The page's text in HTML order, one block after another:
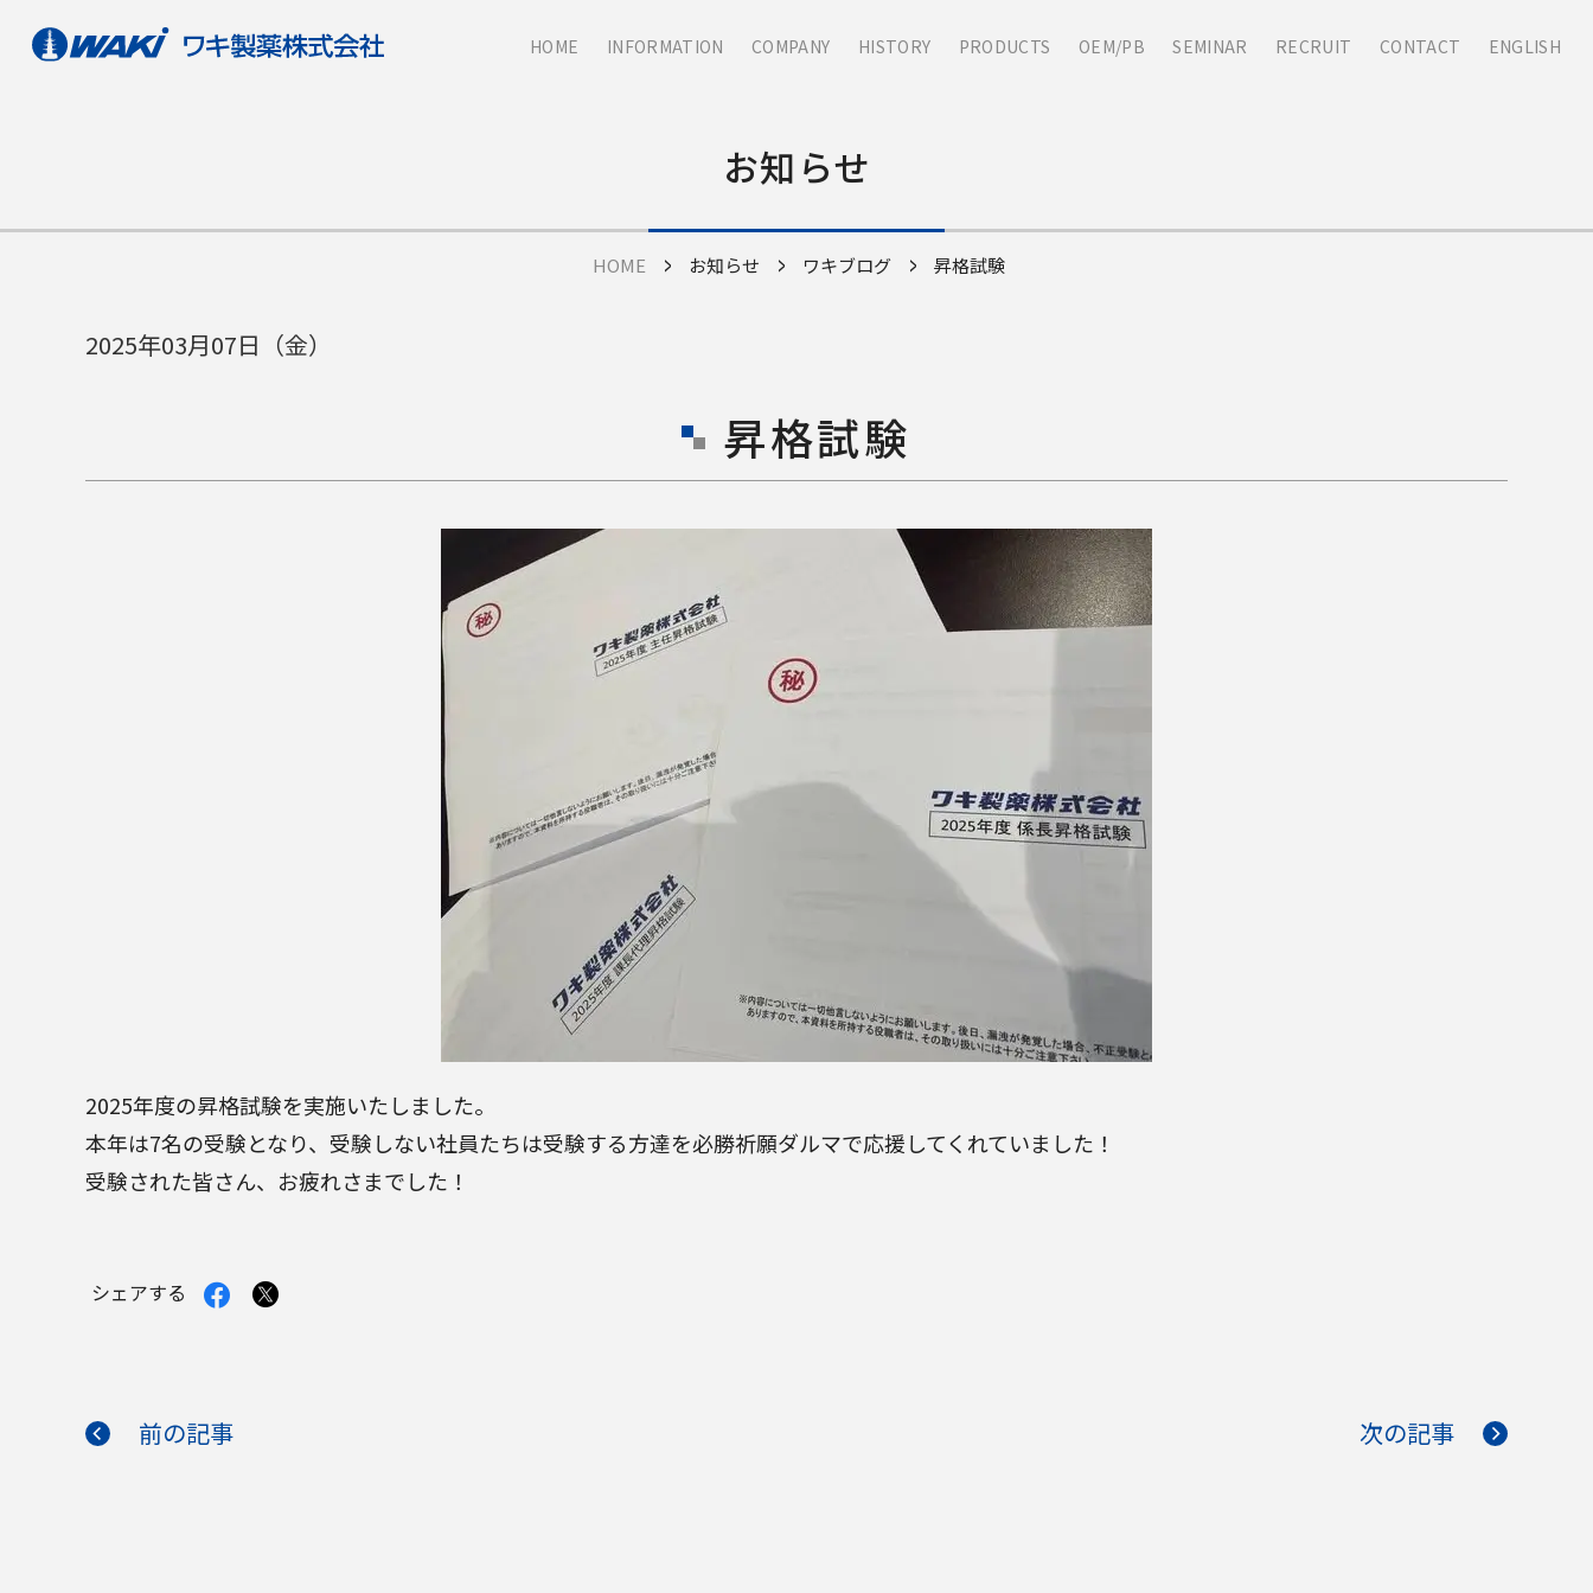
HOME INFORMATION COMPANY HISTORY PRODUCTS OEM/PB SEMINAR RECRUIT CONTACT ENGLISH
お知らせ
HOME お知らせ ワキブログ 昇格試験
2025年03月07日（金）
昇格試験
2025年度の昇格試験を実施いたしました。
本年は7名の受験となり、受験しない社員たちは受験する方達を必勝祈願ダルマで応援してくれていました！
受験された皆さん、お疲れさまでした！
シェアする Facebook
で
る
X
前の記事 次の記事